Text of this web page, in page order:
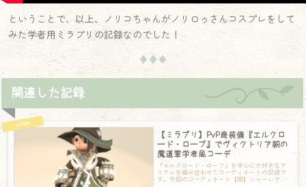
ということで、以上、ノリコちゃんがノリロゥさんコスプレをして
みた学者用ミラプリの記録なのでした！
♦♦♦
関連した記録
【ミラプリ】PvP鹿装備『エルクロ
ード・ローブ』でヴィクトリア朝の
魔道軍学者風コーデ
『エルクロード・ローブ』を中心に大好きなア
イテムを組み合わせたコーディネートの記録で
す。今回のコーディネート【頭】シャーレア